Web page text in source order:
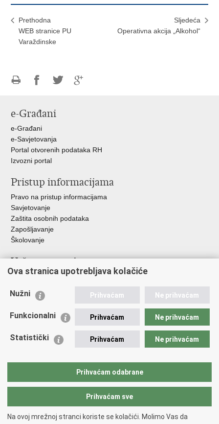
Prethodna
WEB stranice PU
Varaždinske
Sljedeća
Operativna akcija „Alkohol“
FacebookuTwitteru
e-Građani
e-Građani
e-Savjetovanja
Portal otvorenih podataka RH
Izvozni portal
Pristup informacijama
Pravo na pristup informacijama
Savjetovanje
Zaštita osobnih podataka
Zapošljavanje
Školovanje
Važne poveznice
Ministarstvo unutarnjih poslova
Udruge
Policijska akademija
Zaklada policijske solidarnosti
Vučetić"
Ova stranica upotrebljava kolačiće
Nužni Prihvaćam Ne prihvaćam
Funkcionalni Prihvaćam Ne prihvaćam
Statistički Prihvaćam Ne prihvaćam
Prihvaćam odabrane
Prihvaćam sve
Na ovoj mrežnoj stranci koriste se kolačići. Molimo Vas da